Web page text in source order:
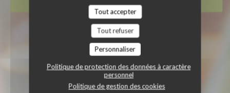
Tout accepter
Tout refuser
Personnaliser
Politique de protection des données à caractère
personnel
Politique de gestion des cookies